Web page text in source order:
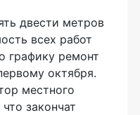
двести метров
всех работ
графику ремонт
октября.
местного
закончат